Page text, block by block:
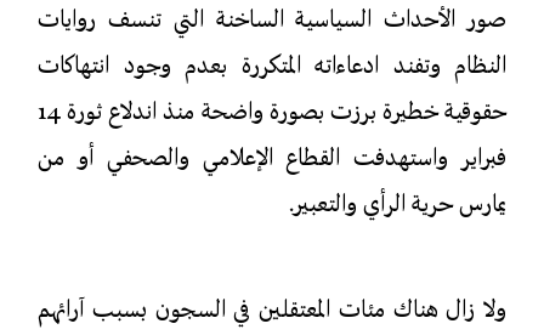
صور الأحداث السياسية الساخنة التي تنسف روايات
النظام وتفند ادعاءاته المتكررة بعدم وجود انتهاكات
حقوقية خطيرة برزت بصورة واضحة منذ اندلاع ثورة 14
فبراير واستهدفت القطاع الإعلامي والصحفي أو من
يمارس حرية الرأي والتعبير.
ولا زال هناك مئات المعتقلين في السجون بسبب آرائهم